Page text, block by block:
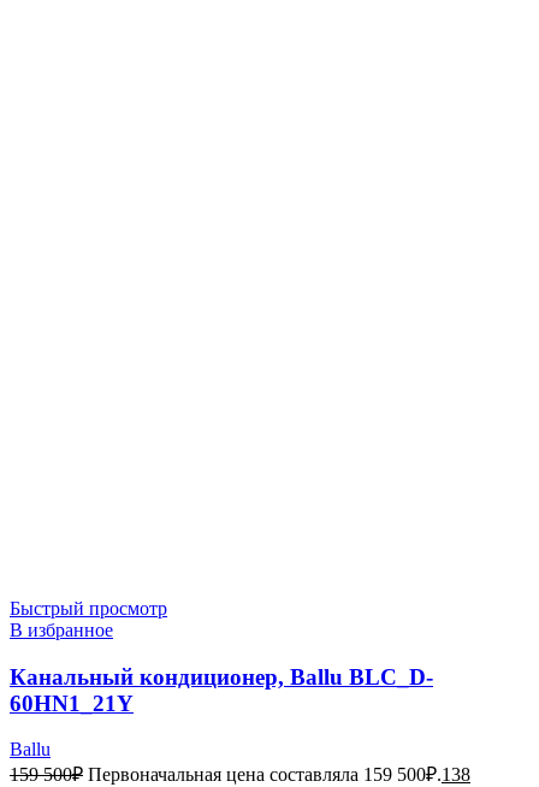
Быстрый просмотр
В избранное
Канальный кондиционер, Ballu BLC_D-
60HN1_21Y
Ballu
159 500₽ Первоначальная цена составляла 159 500₽.138